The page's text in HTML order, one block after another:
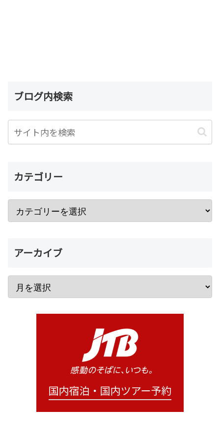
ブログ内検索
カテゴリー
アーカイブ